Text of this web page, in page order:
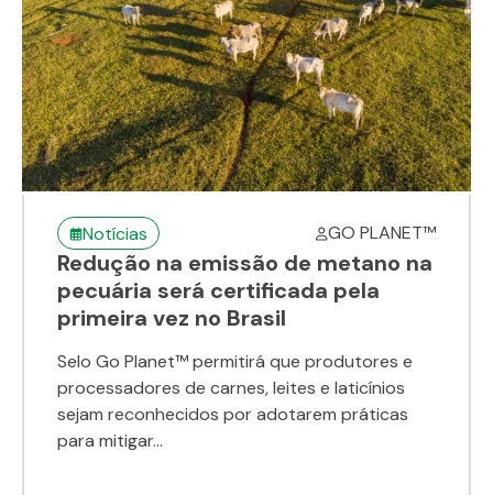
Notícias GO PLANET™
Redução na emissão de metano na
pecuária será certificada pela
primeira vez no Brasil
Selo Go Planet™ permitirá que produtores e
processadores de carnes, leites e laticínios
sejam reconhecidos por adotarem práticas
para mitigar...